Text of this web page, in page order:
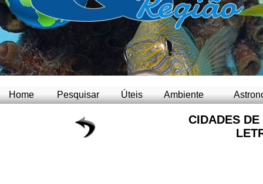
Home Pesquisar Úteis Ambiente
CIDADES